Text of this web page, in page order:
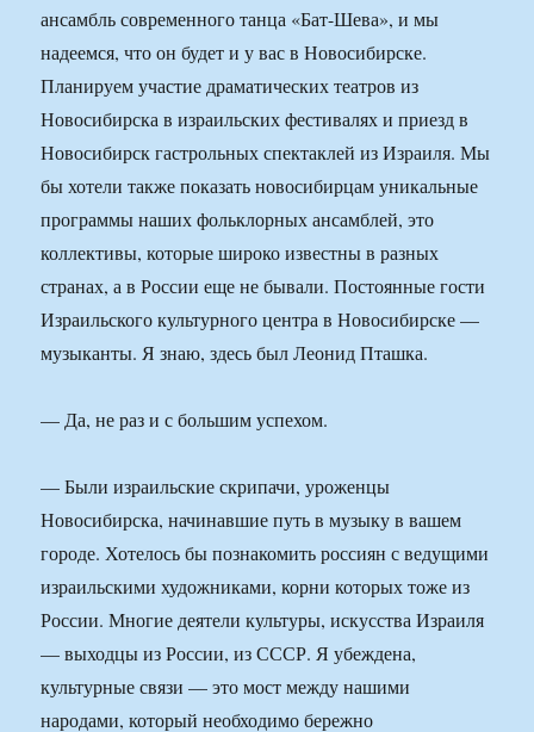
ансамбль современного танца «Бат-Шева», и мы
надеемся, что он будет и у вас в Новосибирске.
Планируем участие драматических театров из
Новосибирска в израильских фестивалях и приезд в
Новосибирск гастрольных спектаклей из Израиля. Мы
бы хотели также показать новосибирцам уникальные
программы наших фольклорных ансамблей, это
коллективы, которые широко известны в разных
странах, а в России еще не бывали. Постоянные гости
Израильского культурного центра в Новосибирске —
музыканты. Я знаю, здесь был Леонид Пташка.
— Да, не раз и с большим успехом.
— Были израильские скрипачи, уроженцы
Новосибирска, начинавшие путь в музыку в вашем
городе. Хотелось бы познакомить россиян с ведущими
израильскими художниками, корни которых тоже из
России. Многие деятели культуры, искусства Израиля
— выходцы из России, из СССР. Я убеждена,
культурные связи — это мост между нашими
народами, который необходимо бережно